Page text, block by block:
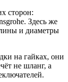
сторон:
Здесь же
и диаметры
на гайках, они
не шланг, а